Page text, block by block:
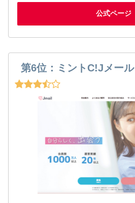
公式ページ
第6位：ミントC!Jメール